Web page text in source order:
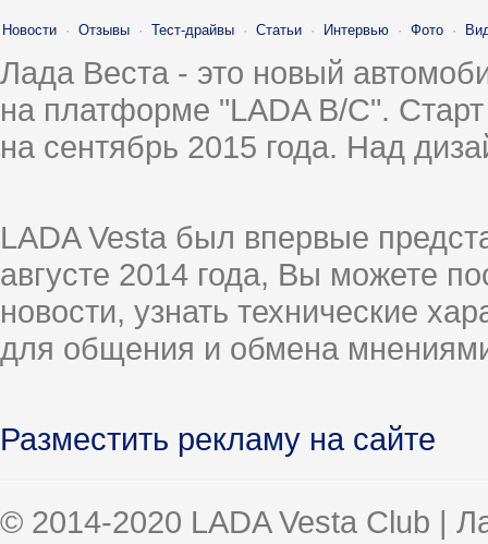
Новости · Отзывы · Тест-драйвы · Статьи · Интервью · Фото ·
Лада Веста - это новый
на платформе "LADA B/C".
на сентябрь 2015 года. Над
LADA Vesta был впервые
августе 2014 года, Вы можете
новости, узнать технические
для общения и обмена
Разместить рекламу на сайте
© 2014-2020 LADA Vesta Club |